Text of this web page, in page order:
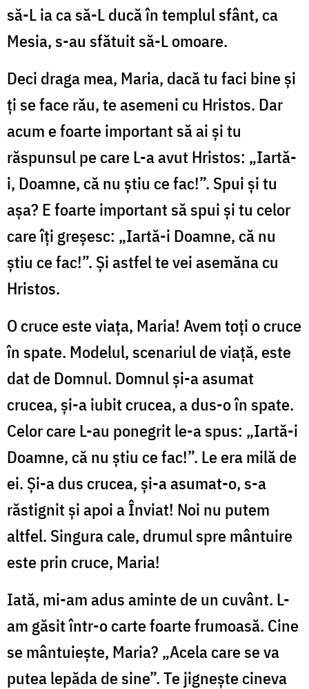
să-L ia ca să-L ducă în templul sfânt, ca
Mesia, s-au sfătuit să-L omoare.
Deci draga mea, Maria, dacă tu faci bine și
ți se face rău, te asemeni cu Hristos. Dar
acum e foarte important să ai și tu
răspunsul pe care L-a avut Hristos: „Iartă-
i, Doamne, că nu știu ce fac!”. Spui și tu
așa? E foarte important să spui și tu celor
care îți greșesc: „Iartă-i Doamne, că nu
știu ce fac!”. Și astfel te vei asemăna cu
Hristos.
O cruce este viața, Maria! Avem toți o cruce
în spate. Modelul, scenariul de viață, este
dat de Domnul. Domnul și-a asumat
crucea, și-a iubit crucea, a dus-o în spate.
Celor care L-au ponegrit le-a spus: „Iartă-i
Doamne, că nu știu ce fac!”. Le era milă de
ei. Și-a dus crucea, și-a asumat-o, s-a
răstignit și apoi a Înviat! Noi nu putem
altfel. Singura cale, drumul spre mântuire
este prin cruce, Maria!
Iată, mi-am adus aminte de un cuvânt. L-
am găsit într-o carte foarte frumoasă. Cine
se mântuiește, Maria? „Acela care se va
putea lepăda de sine”. Te jignește cineva